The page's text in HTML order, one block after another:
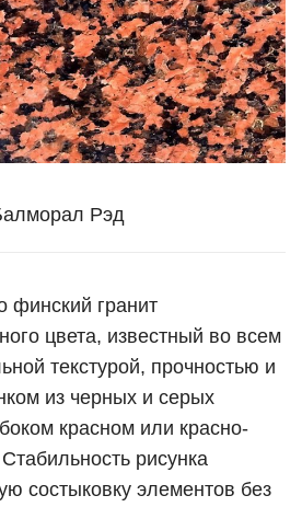
Рэд
финский гранит
цвета, известный во всем
текстурой, прочностью и
из черных и серых
красном или красно-
рисунка
состыковку элементов без